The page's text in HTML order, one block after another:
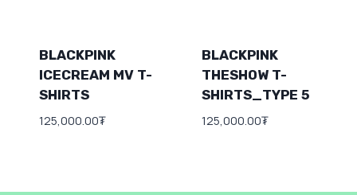
BLACKPINK
ICECREAM MV T-
SHIRTS
125,000.00₮
BLACKPINK
THESHOW T-
SHIRTS_TYPE 5
125,000.00₮